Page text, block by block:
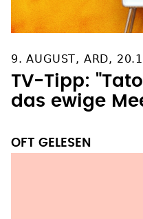
9. AUGUST, ARD,
TV-Tipp:
das ewige
OFT GELESEN